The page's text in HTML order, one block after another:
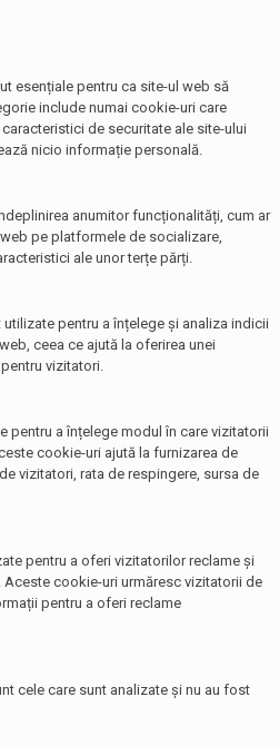
esențiale pentru ca site-ul web să
include numai cookie-uri care
de securitate ale site-ului
nicio informație personală.
anumitor funcționalități, cum ar
pe platformele de socializare,
ale unor terțe părți.
pentru a înțelege și analiza indicii
ceea ce ajută la oferirea unei
vizitatori.
pentru a înțelege modul în care vizitatorii
cookie-uri ajută la furnizarea de
vizitatori, rata de respingere, sursa de
pentru a oferi vizitatorilor reclame și
cookie-uri urmăresc vizitatorii de
pentru a oferi reclame
cele care sunt analizate și nu au fost